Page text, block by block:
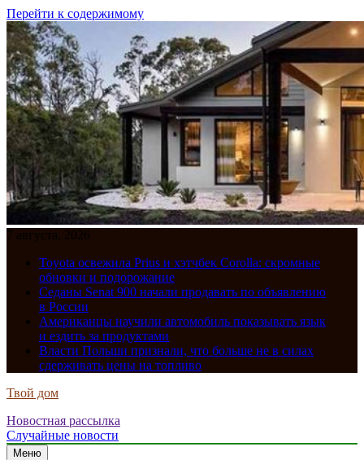
Перейти к содержимому
7 августа, 2026
Toyota освежила Prius и хэтчбек Corolla: скромные
обновки и подорожание
Седаны Senat 900 начали продавать по объявлению
в России
Американцы научили автомобиль показывать язык
и ездить за продуктами
Власти Польши признали, что больше не в силах
сдерживать цены на топливо
Твой дом
Новостная рассылка
Случайные новости
Меню